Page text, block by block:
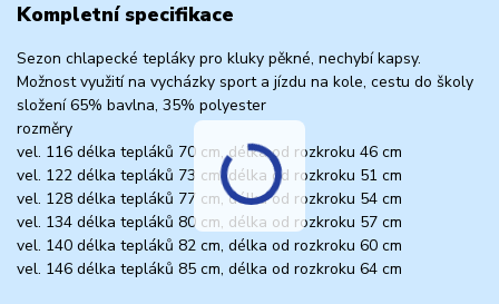
Kompletní specifikace
Sezon chlapecké tepláky pro kluky pěkné, nechybí kapsy.
Možnost využití na vycházky sport a jízdu na kole, cestu do školy
složení 65% bavlna, 35% polyester
rozměry
vel. 116 délka tepláků 70 cm, délka od rozkroku 46 cm
vel. 122 délka tepláků 73 cm, délka od rozkroku 51 cm
vel. 128 délka tepláků 77 cm, délka od rozkroku 54 cm
vel. 134 délka tepláků 80 cm, délka od rozkroku 57 cm
vel. 140 délka tepláků 82 cm, délka od rozkroku 60 cm
vel. 146 délka tepláků 85 cm, délka od rozkroku 64 cm